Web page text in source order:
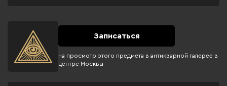
Записаться
на просмотр этого предмета в антикварной галерее в
центре Москвы